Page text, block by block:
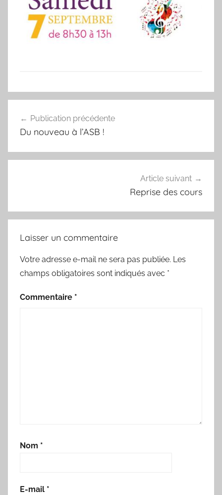
N
c
l
de
Publication précédente
Du nouveau à l’ASB !
Article suivant
Reprise des cours
Laisser un commentaire
Votre adresse e-mail ne sera pas publiée. Les
champs obligatoires sont indiqués avec *
Commentaire *
Nom *
E-mail *